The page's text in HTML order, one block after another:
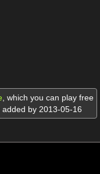
, which you can play free
by 2013-05-16